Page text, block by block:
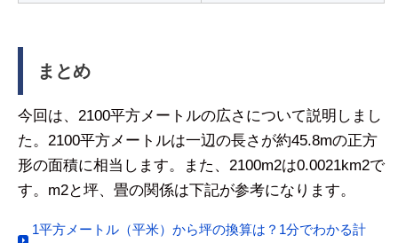
まとめ
今回は、2100平方メートルの広さについて説明しまし
た。2100平方メートルは一辺の長さが約45.8mの正方
形の面積に相当します。また、2100m2は0.0021km2で
す。m2と坪、畳の関係は下記が参考になります。
1平方メートル（平米）から坪の換算は？1分でわかる計